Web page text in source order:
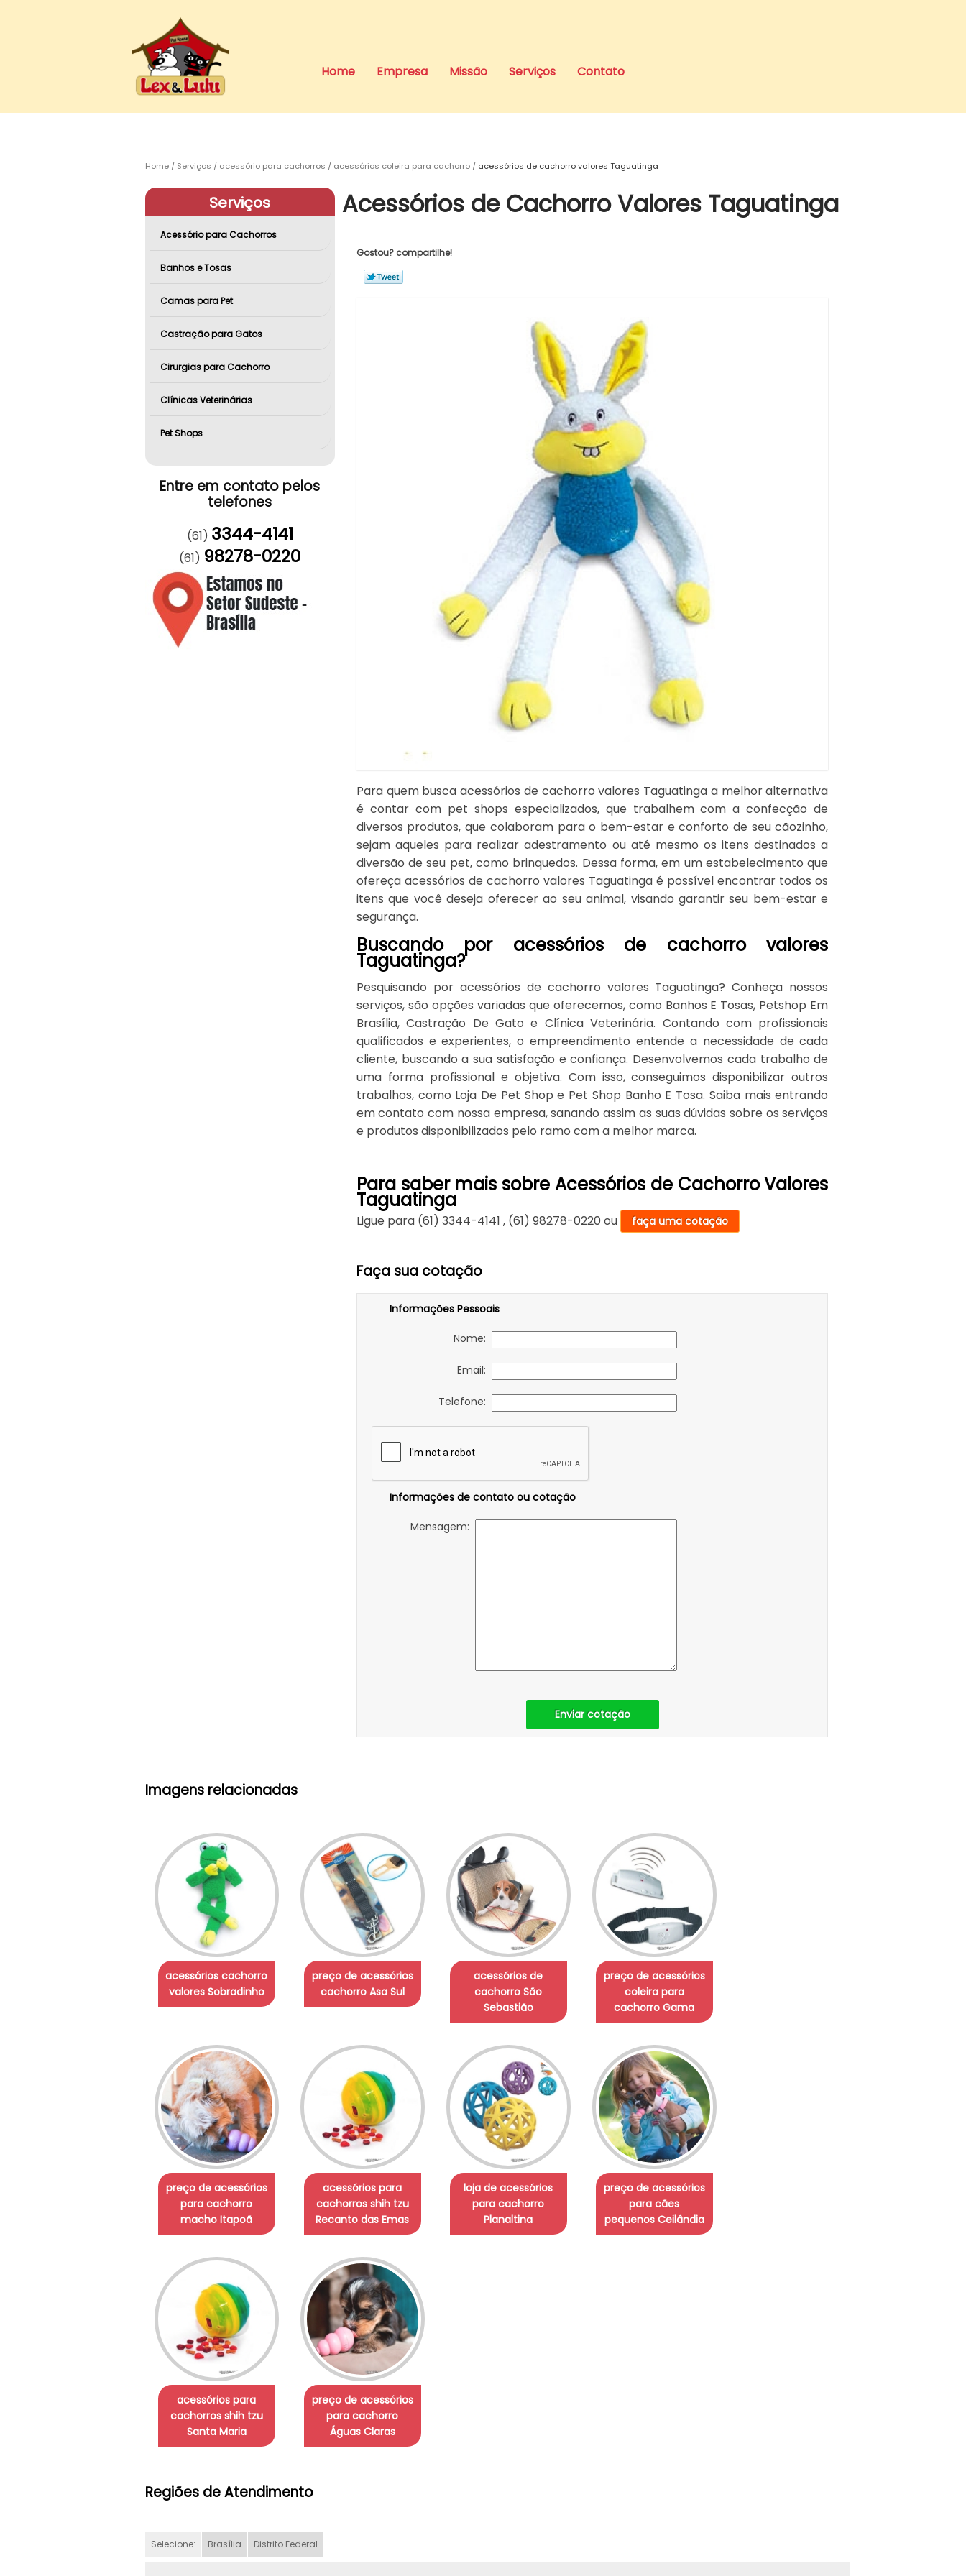
Home Empresa Missão Serviços Contato
Home Serviços acessório para cachorros acessórios coleira para cachorro acessórios de cachorro valores Taguatinga
Serviços
Acessório para Cachorros
Banhos e Tosas
Camas para Pet
Castração para Gatos
Cirurgias para Cachorro
Clínicas Veterinárias
Pet Shops
Entre em contato pelos
telefones
(61) 3344-4141
(61) 98278-0220
Acessórios de Cachorro Valores Taguatinga
Gostou? compartilhe!
Para quem busca acessórios de cachorro valores Taguatinga a melhor alternativa
é contar com pet shops especializados, que trabalhem com a confecção de
diversos produtos, que colaboram para o bem-estar e conforto de seu cãozinho,
sejam aqueles para realizar adestramento ou até mesmo os itens destinados a
diversão de seu pet, como brinquedos. Dessa forma, em um estabelecimento que
ofereça acessórios de cachorro valores Taguatinga é possível encontrar todos os
itens que você deseja oferecer ao seu animal, visando garantir seu bem-estar e
segurança.
Buscando por acessórios de cachorro valores
Taguatinga?
Pesquisando por acessórios de cachorro valores Taguatinga? Conheça nossos
serviços, são opções variadas que oferecemos, como Banhos E Tosas, Petshop Em
Brasília, Castração De Gato e Clínica Veterinária. Contando com profissionais
qualificados e experientes, o empreendimento entende a necessidade de cada
cliente, buscando a sua satisfação e confiança. Desenvolvemos cada trabalho de
uma forma profissional e objetiva. Com isso, conseguimos disponibilizar outros
trabalhos, como Loja De Pet Shop e Pet Shop Banho E Tosa. Saiba mais entrando
em contato com nossa empresa, sanando assim as suas dúvidas sobre os serviços
e produtos disponibilizados pelo ramo com a melhor marca.
Para saber mais sobre Acessórios de Cachorro Valores
Taguatinga
Ligue para (61) 3344-4141 , (61) 98278-0220 ou faça uma cotação
Faça sua cotação
Informações Pessoais
Nome:
Email:
Telefone:
Informações de contato ou cotação
Mensagem:
Enviar cotação
Imagens relacionadas
acessórios cachorro
valores Sobradinho
preço de acessórios
cachorro Asa Sul
acessórios de
cachorro São
Sebastião
preço de acessórios
coleira para
cachorro Gama
preço de acessórios
para cachorro
macho Itapoã
acessórios para
cachorros shih tzu
Recanto das Emas
loja de acessórios
para cachorro
Planaltina
preço de acessórios
para cães
pequenos Ceilândia
acessórios para
cachorros shih tzu
Santa Maria
preço de acessórios
para cachorro
Águas Claras
Regiões de Atendimento
Selecione: Brasília Distrito Federal